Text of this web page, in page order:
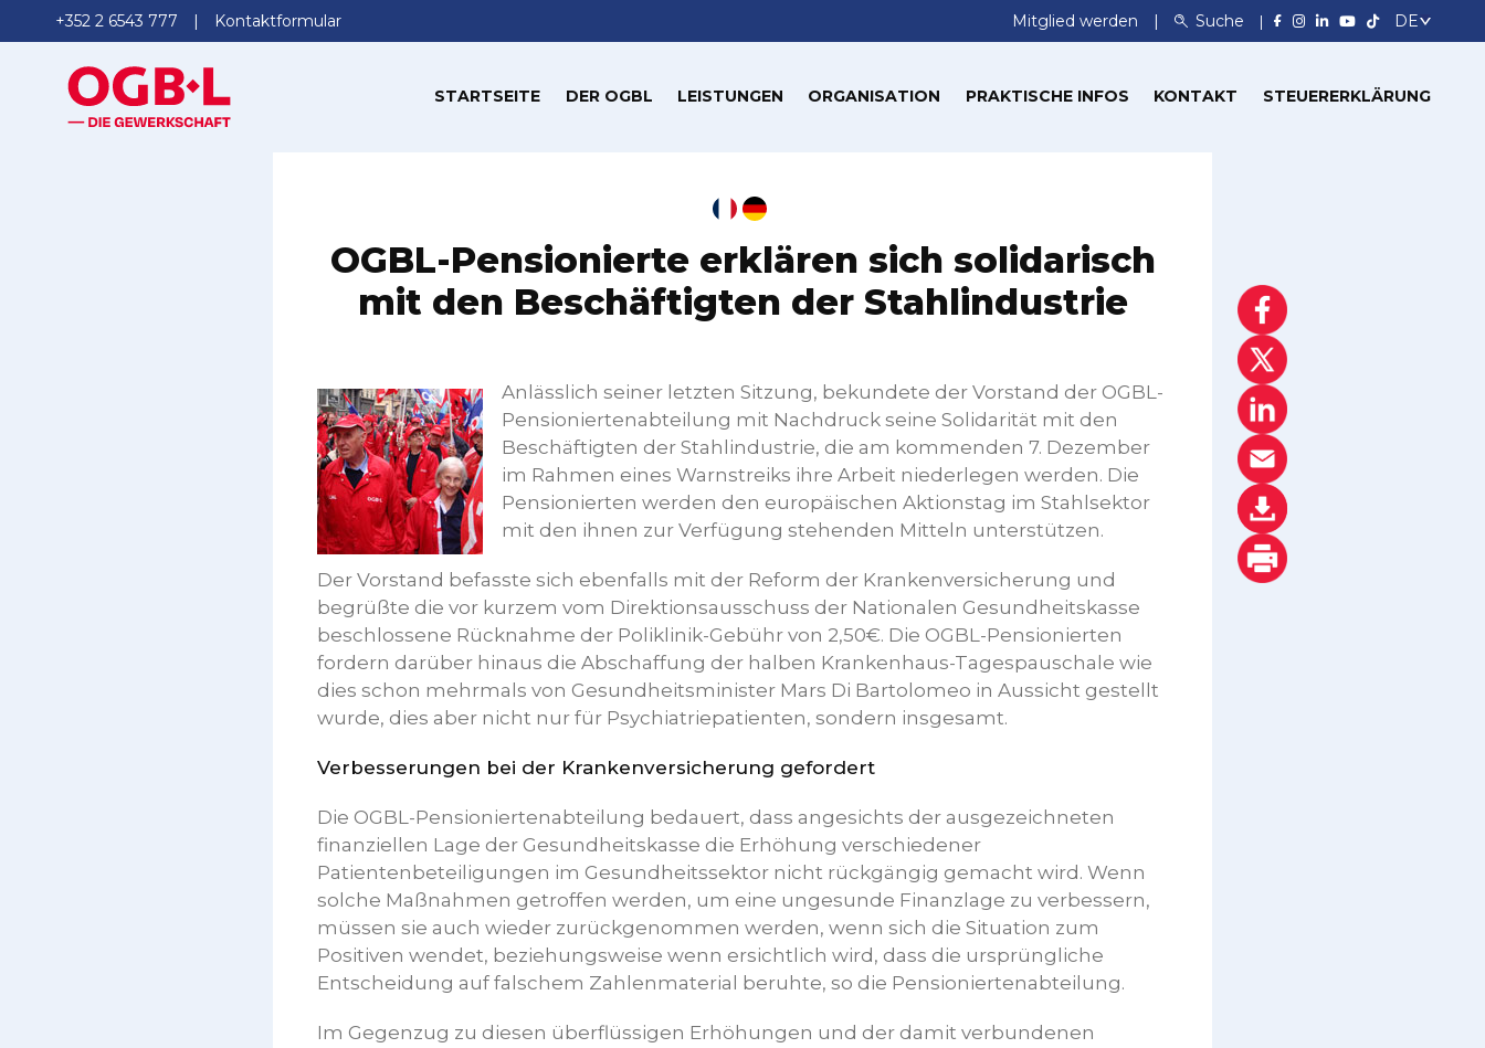
+352 2 6543 777 Kontaktformular Mitglied werden Suche
STARTSEITE DER OGBL LEISTUNGEN ORGANISATION PRAKTISCHE INFOS KONTAKT STEUERERKLÄRUNG
OGBL-Pensionierte erklären sich solidarisch
mit den Beschäftigten der Stahlindustrie
Anlässlich seiner letzten Sitzung, bekundete der Vorstand der OGBL-
Pensioniertenabteilung mit Nachdruck seine Solidarität mit den
Beschäftigten der Stahlindustrie, die am kommenden 7. Dezember
im Rahmen eines Warnstreiks ihre Arbeit niederlegen werden. Die
Pensionierten werden den europäischen Aktionstag im Stahlsektor
mit den ihnen zur Verfügung stehenden Mitteln unterstützen.
Der Vorstand befasste sich ebenfalls mit der Reform der Krankenversicherung und
begrüßte die vor kurzem vom Direktionsausschuss der Nationalen Gesundheitskasse
beschlossene Rücknahme der Poliklinik-Gebühr von 2,50€. Die OGBL-Pensionierten
fordern darüber hinaus die Abschaffung der halben Krankenhaus-Tagespauschale wie
dies schon mehrmals von Gesundheitsminister Mars Di Bartolomeo in Aussicht gestellt
wurde, dies aber nicht nur für Psychiatriepatienten, sondern insgesamt.
Verbesserungen bei der Krankenversicherung gefordert
Die OGBL-Pensioniertenabteilung bedauert, dass angesichts der ausgezeichneten
finanziellen Lage der Gesundheitskasse die Erhöhung verschiedener
Patientenbeteiligungen im Gesundheitssektor nicht rückgängig gemacht wird. Wenn
solche Maßnahmen getroffen werden, um eine ungesunde Finanzlage zu verbessern,
müssen sie auch wieder zurückgenommen werden, wenn sich die Situation zum
Positiven wendet, beziehungsweise wenn ersichtlich wird, dass die ursprüngliche
Entscheidung auf falschem Zahlenmaterial beruhte, so die Pensioniertenabteilung.
Im Gegenzug zu diesen überflüssigen Erhöhungen und der damit verbundenen